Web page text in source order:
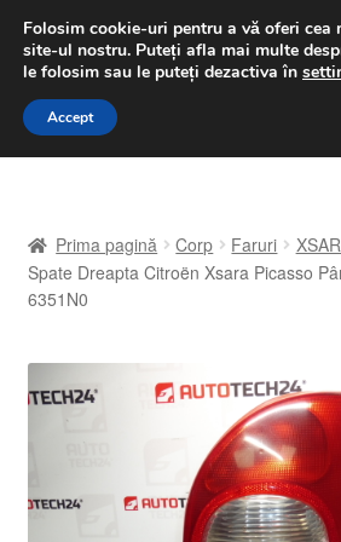
LIVRARE de la 33 lei
luni-vineri 9 a.m. - 4 p.m.
Sari
Sari
A lua legatura
Coș
Finalizare comandă
Prima pagină Corp Faruri
Spate Dreapta Citroën Xsara Picasso
6351N0
Folosim cookie-uri pentru a vă oferi cea
site-ul nostru. Puteți afla mai multe
le folosim sau le puteți dezactiva în
Accept